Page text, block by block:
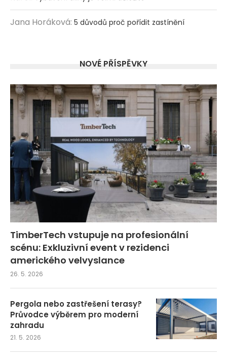
Jana Horáková: 5 důvodů proč pořídit zastínění
NOVÉ PŘÍSPĚVKY
TimberTech vstupuje na profesionální
scénu: Exkluzivní event v rezidenci
amerického velvyslance
26. 5. 2026
Pergola nebo zastřešení terasy?
Průvodce výběrem pro moderní
zahradu
21. 5. 2026